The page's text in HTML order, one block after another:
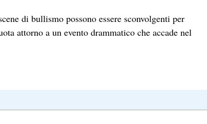
di bullismo possono essere sconvolgenti per
attorno a un evento drammatico che accade nel